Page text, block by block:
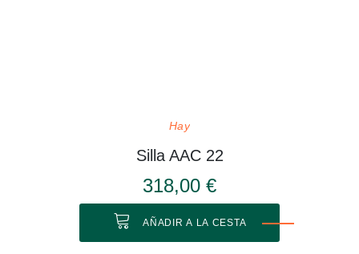
Hay
Silla AAC 22
318,00 €
AÑADIR A LA CESTA